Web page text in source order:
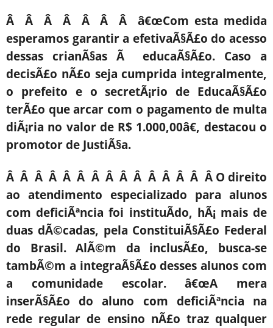
Â Â Â Â Â Â Â â€œCom esta medida
esperamos garantir a efetivaÃ§Ã£o do acesso
dessas crianÃ§as Ã educaÃ§Ã£o. Caso a
decisÃ£o nÃ£o seja cumprida integralmente,
o prefeito e o secretÃ¡rio de EducaÃ§Ã£o
terÃ£o que arcar com o pagamento de multa
diÃ¡ria no valor de R$ 1.000,00â€, destacou o
promotor de JustiÃ§a.
Â Â Â Â Â Â Â Â Â Â Â Â Â Â Â O direito
ao atendimento especializado para alunos
com deficiÃªncia foi instituÃ­do, hÃ¡ mais de
duas dÃ©cadas, pela ConstituiÃ§Ã£o Federal
do Brasil. AlÃ©m da inclusÃ£o, busca-se
tambÃ©m a integraÃ§Ã£o desses alunos com
a comunidade escolar. â€œA mera
inserÃ§Ã£o do aluno com deficiÃªncia na
rede regular de ensino nÃ£o traz qualquer